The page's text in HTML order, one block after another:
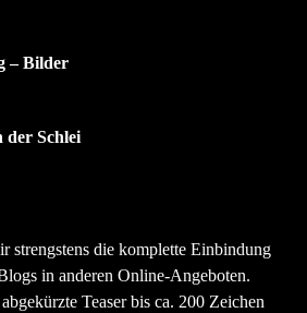
– Bilder
der Schlei
strengstens die komplette Einbindung
in anderen Online-Angeboten.
Teaser bis ca. 200 Zeichen